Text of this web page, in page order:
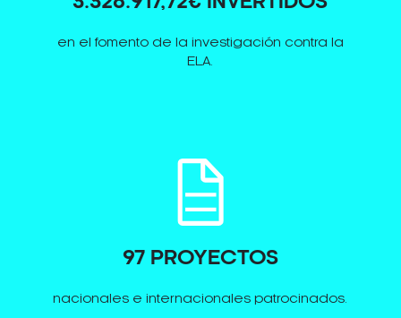
en el fomento de la investigación contra la
ELA.
97 PROYECTOS
nacionales e internacionales patrocinados.